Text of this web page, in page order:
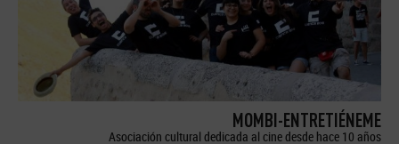
MOMBI-ENTRETIÉNEME
Asociación cultural dedicada al cine desde hace 10 años